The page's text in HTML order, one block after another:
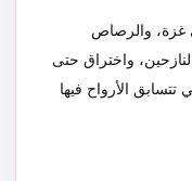
غزة، والرصاص
واختراق حتى
الأرواح فيها